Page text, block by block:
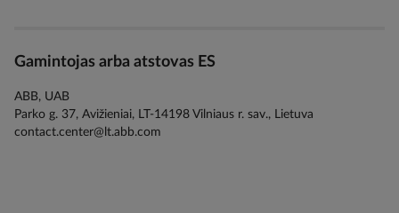
Gamintojas arba atstovas ES
ABB, UAB
Parko g. 37, Avižieniai, LT-14198 Vilniaus r. sav., Lietuva
contact.center@lt.abb.com